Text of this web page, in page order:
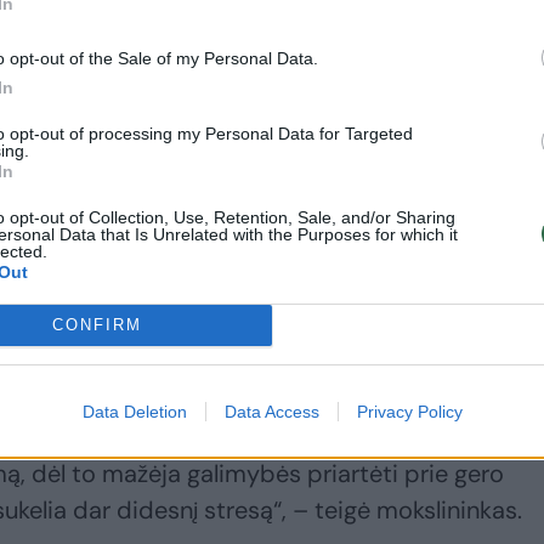
opt-out of the Sale of my Personal Data.
opt-out of processing my Personal Data for Targeted
opt-out of Collection, Use, Retention, Sale, and/or Sharing
Data that Is Unrelated with the Purposes for which it
CONFIRM
Data Deletion Data Access Privacy Policy
gyvenimo, bet dėl to tenka gerokai
čia ir užsisuka streso ratas, nes vis
su didesne įtampa, kuri ilgainiui perauga į
poveikį smegenims, nes stimuliuoja jų
sukelia visai priešingas pasekmes. Jis kaip
dėl to mažėja galimybės priartėti prie gero
dar didesnį stresą“, – teigė mokslininkas.